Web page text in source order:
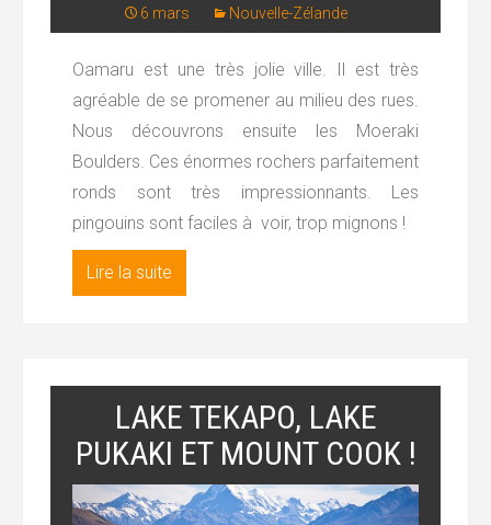
6 mars Nouvelle-Zélande
Oamaru est une très jolie ville. Il est très
agréable de se promener au milieu des rues.
Nous découvrons ensuite les Moeraki
Boulders. Ces énormes rochers parfaitement
ronds sont très impressionnants. Les
pingouins sont faciles à voir, trop mignons !
Lire la suite
LAKE TEKAPO, LAKE
PUKAKI ET MOUNT COOK !